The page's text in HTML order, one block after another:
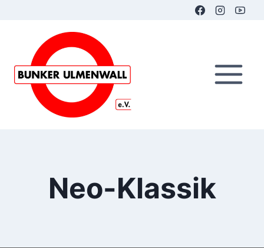
Neo-Klassik